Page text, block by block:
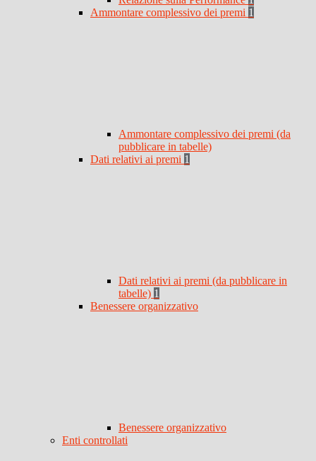
Ammontare complessivo dei premi 1
Ammontare complessivo dei premi (da
pubblicare in tabelle)
Dati relativi ai premi 1
Dati relativi ai premi (da pubblicare in
tabelle) 1
Benessere organizzativo
Benessere organizzativo
Enti controllati